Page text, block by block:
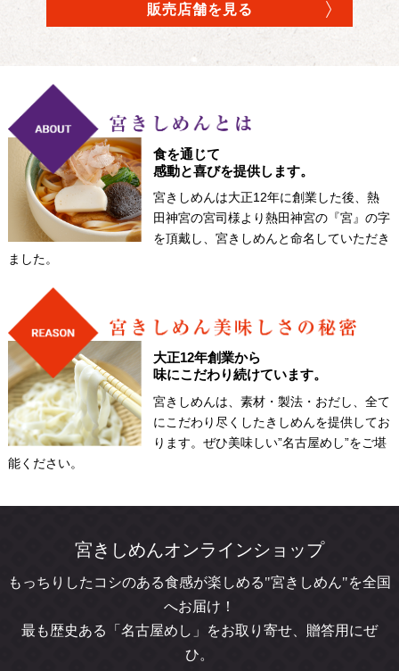
宮きしめん商品販売店舗一覧【愛知県内・県外】
宮きしめん商品販売店舗一覧【名古屋市内】
神宮東店 2026.04.01
メニューを更新しました。
神宮店 2026.04.01
メニューを更新しました。
神宮東店
営業時間変更のお知らせ（４月１５日～）
神宮東店 2026.03.14
東海テレビ「スイッチ！サタデー」で紹介されました
つしま店 2026.01.21
よくあるご質問（つしま店）
つしま店
「宮きしめん つしま店」オープン（１２月２３日）
2025.08.23
ご予約について
食を通じて
感動と喜びを提供します。
宮きしめんは大正12年に創業した後、熱
田神宮の宮司様より熱田神宮の『宮』の字
を頂戴し、宮きしめんと命名していただき
ました。
大正12年創業から
味にこだわり続けています。
宮きしめんは、素材・製法・おだし、全て
にこだわり尽くしたきしめんを提供してお
ります。ぜひ美味しい”名古屋めし”をご堪
能ください。
販売店舗を見る
宮きしめんオンラインショップ
もっちりしたコシのある食感が楽しめる"宮きしめん"を全国
へお届け！
最も歴史ある「名古屋めし」をお取り寄せ、贈答用にぜ
ひ。